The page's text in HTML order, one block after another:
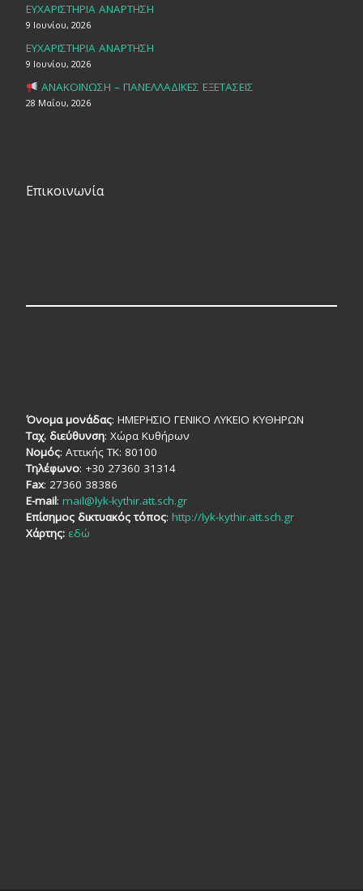
ΕΥΧΑΡΙΣΤΗΡΙΑ ΑΝΑΡΤΗΣΗ
9 Ιουνίου, 2026
ΕΥΧΑΡΙΣΤΗΡΙΑ ΑΝΑΡΤΗΣΗ
9 Ιουνίου, 2026
ΑΝΑΚΟΙΝΩΣΗ – ΠΑΝΕΛΛΑΔΙΚΕΣ ΕΞΕΤΑΣΕΙΣ
28 Μαΐου, 2026
Επικοινωνία
Όνομα μονάδας: ΗΜΕΡΗΣΙΟ ΓΕΝΙΚΟ ΛΥΚΕΙΟ ΚΥΘΗΡΩΝ
Ταχ. διεύθυνση: Χώρα Κυθήρων
Νομός: Αττικής TK: 80100
Τηλέφωνο: +30 27360 31314
Fax: 27360 38386
E-mail: mail@lyk-kythir.att.sch.gr
Επίσημος δικτυακός τόπος: http://lyk-kythir.att.sch.gr
Χάρτης: εδώ